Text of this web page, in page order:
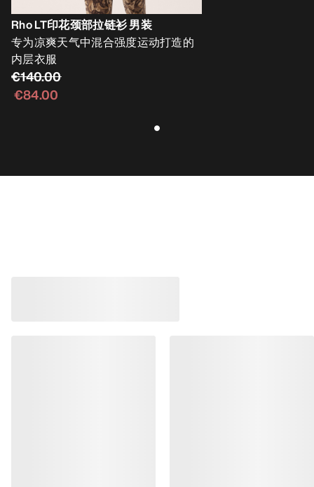
Rho LT印花颈部拉链衫 男装
专为凉爽天气中混合强度运动打造的
内层衣服
€140.00
€84.00